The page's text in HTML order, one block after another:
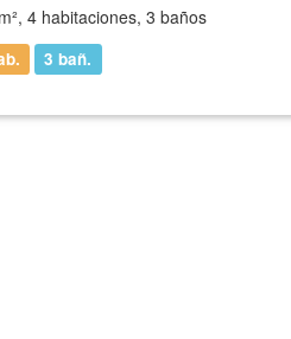
4 habitaciones, 3 baños
3 bañ.